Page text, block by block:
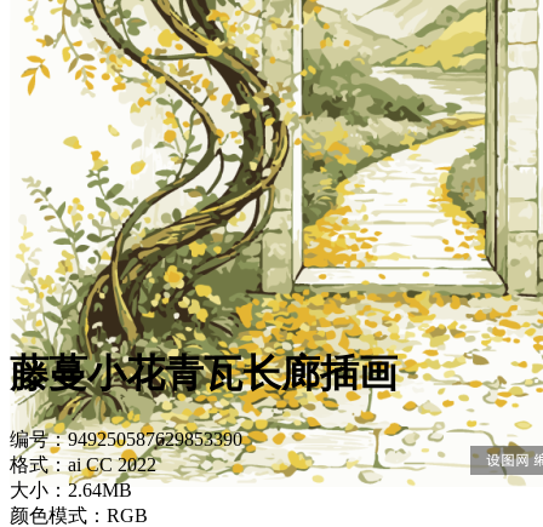
藤蔓小花青瓦长廊插画
编号：949250587629853390
格式：ai CC 2022
大小：2.64MB
颜色模式：RGB